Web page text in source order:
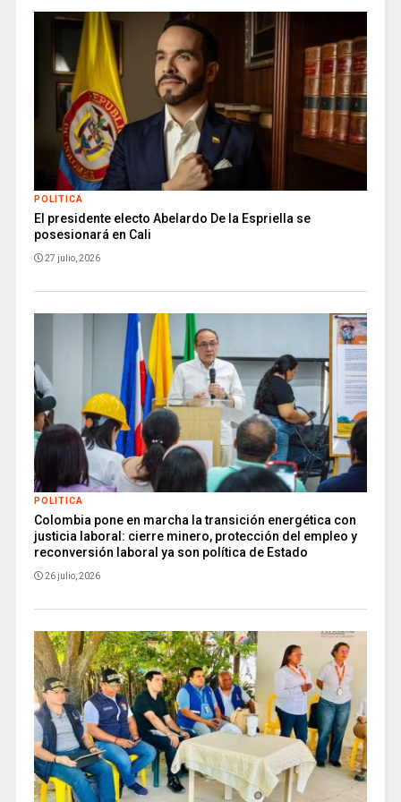
POLITICA
El presidente electo Abelardo De la Espriella se
posesionará en Cali
27 julio, 2026
POLITICA
Colombia pone en marcha la transición energética con
justicia laboral: cierre minero, protección del empleo y
reconversión laboral ya son política de Estado
26 julio, 2026